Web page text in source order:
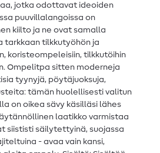
jotka odottavat ideoiden
puuvillalangoissa on
kiilto ja ne ovat samalla
tarkkaan tilkkutyöhön ja
koristeompeleisiin, tilkkutöihin
Ompelitpa sitten moderneja
tyynyjä, pöytäjuoksuja,
tämän huolellisesti valitun
on oikea sävy käsilläsi lähes
laatikko varmistaa
siististi säilytettyinä, suojassa
- avaa vain kansi,